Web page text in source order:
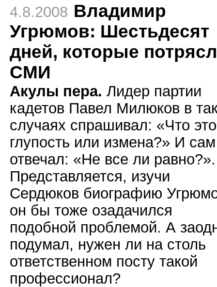
4.8.2008 Владимир
Угрюмов: Шестьдесят
дней, которые
СМИ
Акулы пера. Лидер партии
кадетов Павел Милюков в
случаях спрашивал: «Что
глупость или измена?» И
отвечал: «Не все ли равно?».
Представляется, изучи
Сердюков биографию
он бы тоже озадачился
подобной проблемой. А
подумал, нужен ли на столь
ответственном посту такой
профессионал?